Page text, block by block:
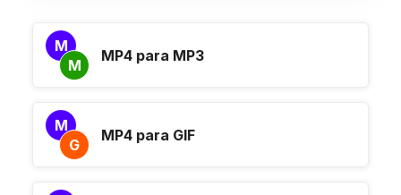
M
M
MP4 para MP3
M
G
MP4 para GIF